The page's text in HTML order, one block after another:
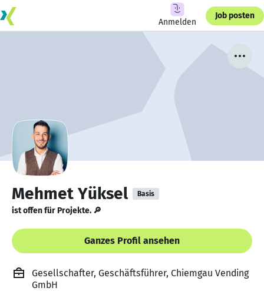
Anmelden
Job posten
Mehmet Yüksel Basis
ist offen für Projekte. 🔎
Ganzes Profil ansehen
Gesellschafter, Geschäftsführer, Chiemgau Vending
GmbH